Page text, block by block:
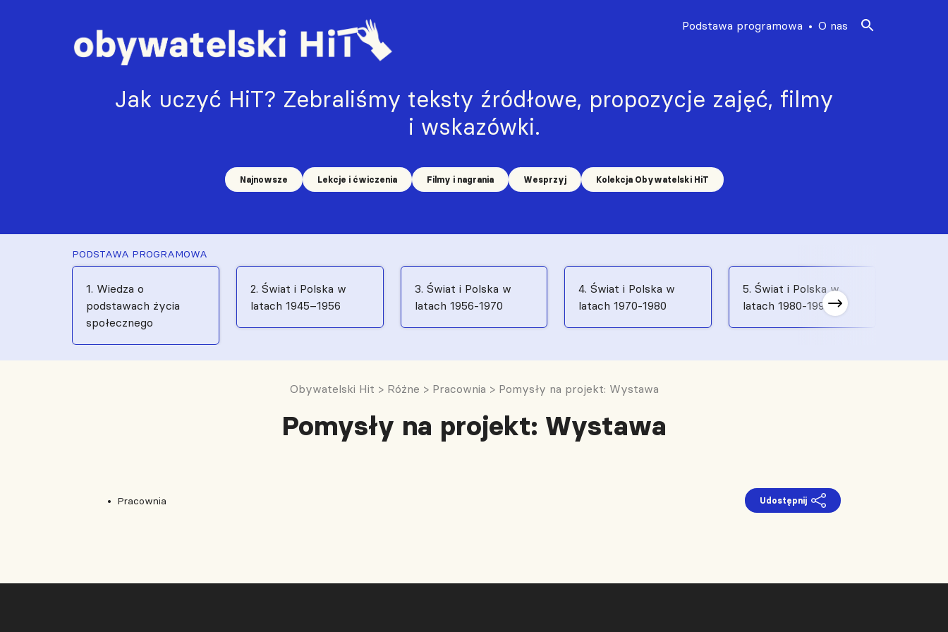
Jak uczyć HiT? Zebraliśmy teksty źródłowe, propozycje zajęć, filmy
i wskazówki.
Najnowsze Lekcje i ćwiczenia Filmy i nagrania Wesprzyj Kolekcja Obywatelski HiT
Podstawa programowa O nas
PODSTAWA PROGRAMOWA
1. Wiedza o
podstawach życia
społecznego
2. Świat i Polska w
latach 1945–1956
3. Świat i Polska w
latach 1956-1970
4. Świat i Polska w
latach 1970-1980
5. Świat i Polska w
latach 1980-1991
Obywatelski Hit > Różne > Pracownia > Pomysły na projekt: Wystawa
Pomysły na projekt: Wystawa
Pracownia Udostępnij